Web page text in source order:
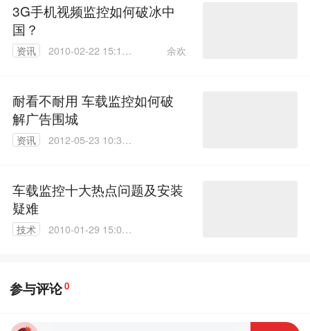
3G手机视频监控如何破冰中
国？
资讯
2010-02-22 15:10:
余欢
耐看不耐用 车载监控如何破
解广告围城
资讯
2012-05-23 10:32:
车载监控十大热点问题及安装
疑难
技术
2010-01-29 15:04:
参与评论0